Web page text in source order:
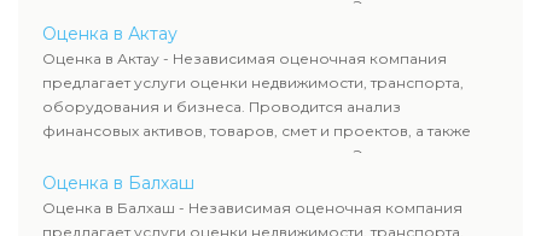
оценка животных и недропользования. Эксперты
определяют рыночную стоимость имущества и
рассчитывают ущерб. Все отчеты соответствуют
требованиям законодательства и используются для
сделок, кредитования и судебных процессов.
Оценка в Актау
Оценка в Актау - Независимая оценочная компания
предлагает услуги оценки недвижимости, транспорта,
оборудования и бизнеса. Проводится анализ
финансовых активов, товаров, смет и проектов, а также
оценка животных и недропользования. Эксперты
определяют рыночную стоимость имущества и
рассчитывают ущерб. Все отчеты соответствуют
требованиям законодательства и используются для
Оценка в Балхаш
Оценка в Балхаш - Независимая оценочная компания
предлагает услуги оценки недвижимости, транспорта,